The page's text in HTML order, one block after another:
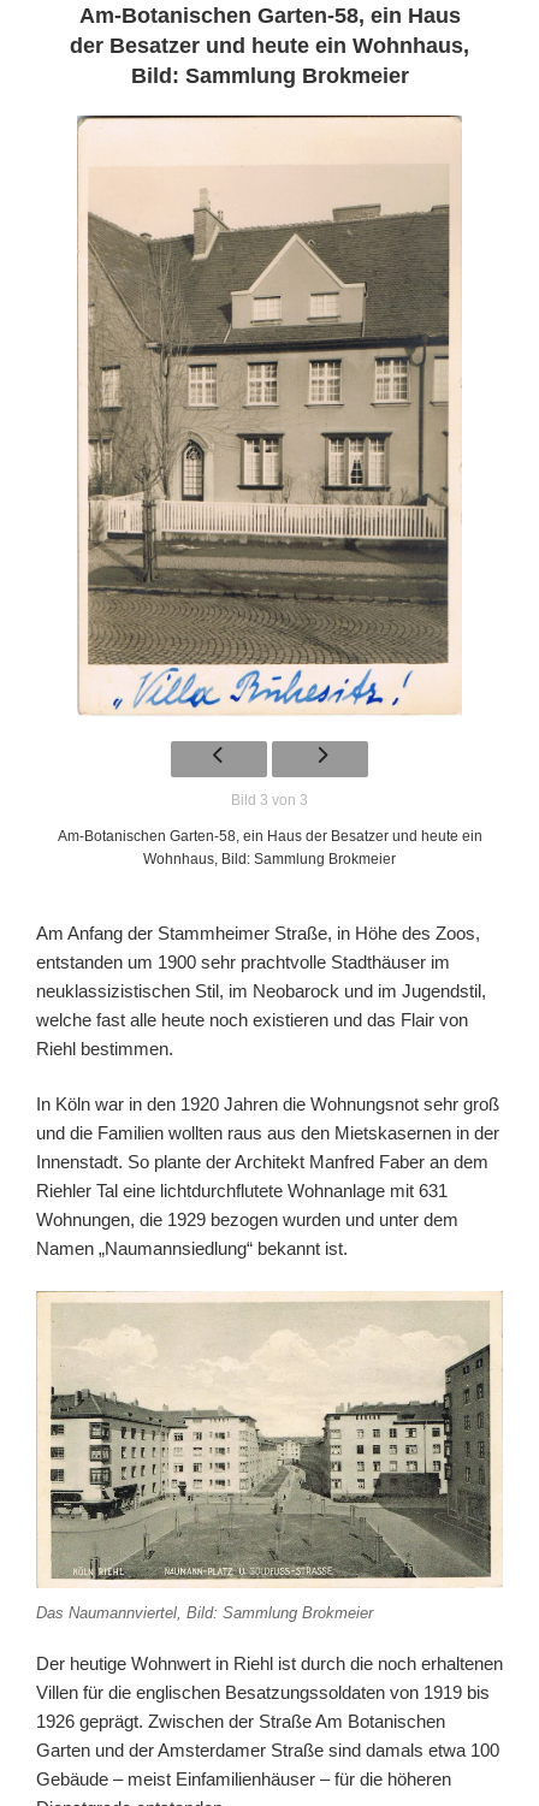
Am-Botanischen Garten-58, ein Haus
der Besatzer und heute ein Wohnhaus,
Bild: Sammlung Brokmeier
Bild 3 von 3
Am-Botanischen Garten-58, ein Haus der Besatzer und heute ein
Wohnhaus, Bild: Sammlung Brokmeier
Am Anfang der Stammheimer Straße, in Höhe des Zoos,
entstanden um 1900 sehr prachtvolle Stadthäuser im
neuklassizistischen Stil, im Neobarock und im Jugendstil,
welche fast alle heute noch existieren und das Flair von
Riehl bestimmen.
In Köln war in den 1920 Jahren die Wohnungsnot sehr groß
und die Familien wollten raus aus den Mietskasernen in der
Innenstadt. So plante der Architekt Manfred Faber an dem
Riehler Tal eine lichtdurchflutete Wohnanlage mit 631
Wohnungen, die 1929 bezogen wurden und unter dem
Namen „Naumannsiedlung“ bekannt ist.
Das Naumannviertel, Bild: Sammlung Brokmeier
Der heutige Wohnwert in Riehl ist durch die noch erhaltenen
Villen für die englischen Besatzungssoldaten von 1919 bis
1926 geprägt. Zwischen der Straße Am Botanischen
Garten und der Amsterdamer Straße sind damals etwa 100
Gebäude – meist Einfamilienhäuser – für die höheren